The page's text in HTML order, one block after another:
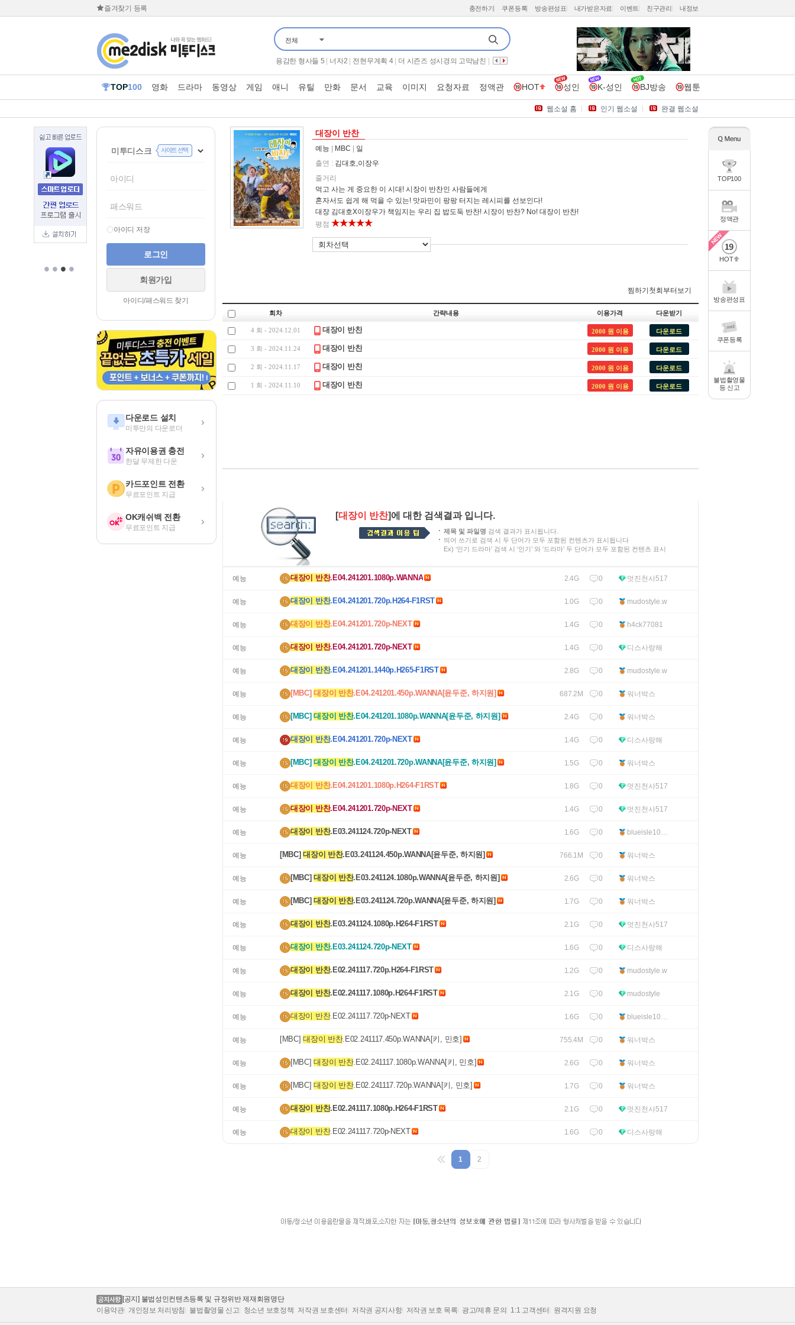
즐겨찾기 등록 충전하기 쿠폰등록 방송편성표 내가받은자료 이벤트 친구관리 내정보
••••
TOP100
정액관
HOT
방송편성표
쿠폰등록
불법촬영물
등 신고
전체
유부녀 킬러
끝장수사
신랑수업2
보이 | 해피투게더 혼자가 아니어서 좋아 | 이십세기 힛트쏭 |
용감한 형사들 5
너자2 전현무계획 4 더 시즌즈 성시경의 고막남친
나 혼자 산다
시스터 왕과 사는 남자 | 살목지 |
TOP100 영화 드라마 동영상 게임 애니 유틸 만화 문서 교육 이미지 요청자료 정액관 HOT 성인 K-성인 BJ방송 웹툰
웹소설 홈 인기 웹소설 완결 웹소설
아이디 저장
회원가입
아이디/패스워드 찾기
다운로드 설치
미투만의 다운로더
자유이용권 충전
한달 무제한 다운
카드포인트 전환
무료포인트 지급
OK캐쉬백 전환
무료포인트 지급
대장이 반찬
예능 MBC
일
출연 : 김대호,이장우
줄거리
먹고 사는 게 중요한 이 시대! 시장이 반찬인 사람들에게
혼자서도 쉽게 해 먹을 수 있는! 맛파민이 팡팡 터지는 레시피를 선보인다!
대장 김대호X이장우가 책임지는 우리 집 밥도둑 반찬! 시장이 반찬? No! 대장이 반찬!
평점
찜하기 첫회부터보기
회차 간략내용 이용가격 다운받기
4 회 - 2024.12.01 대장이 반찬 2000 원 이용 다운로드
3 회 - 2024.11.24 대장이 반찬 2000 원 이용 다운로드
2 회 - 2024.11.17 대장이 반찬 2000 원 이용 다운로드
1 회 - 2024.11.10 대장이 반찬 2000 원 이용 다운로드
[공지] 100원 자동결제 상품 이벤트 연장 안내
[공지] 불법성인컨텐츠등록 및 규정위반 제재회원명단
[공지] 청소년 유해컨텐츠 및 음란물 모니터링 처벌 강화
이용약관 개인정보 처리방침 불법촬영물 신고 청소년 보호정책 저작권 보호센터 저작권 공지사항 저작권 보호 목록 광고/제휴 문의 1:1 고객센터 원격지원 요청